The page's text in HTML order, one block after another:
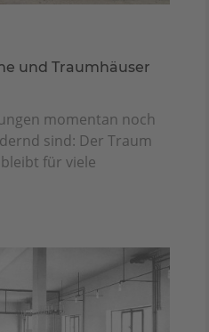
und Traumhäuser
momentan noch
sind: Der Traum
für viele